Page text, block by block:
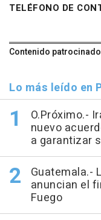
TELÉFONO DE
Contenido patrocinado
Lo más leído en
O.Próximo.-
nuevo
a garantizar
Guatemala.-
anuncian el
Fuego